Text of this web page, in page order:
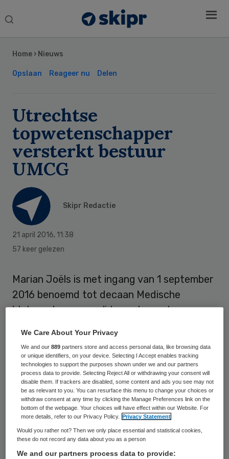
Search
Home › Nieuws
Opslaan Reageer nu Delen
Utrechtse
topwetenschapper
versterkt bestuur
UMCG
Skipr Redactie
21 april 2016, 11:38
57 keer gelezen
Marian Joëls is met ingang van 1 september
2016 benoemd tot decaan Medische
Wetenschappen en lid van de raad van
Centrum Groningen (UMCG). Joëls volgt
Folkert Kuipers op, die in Groningen
hoogleraar Healthy Life Alliances is
geworden.
Biologe Joëls(1956) is momenteel
hoogleraar neurowetenschappen aan het
UMC Utrecht en directeur van het Brain
Sidebar
We Care About Your Privacy
We and our889 partners store and access personal data, like browsing data
or unique identifiers, on your device. Selecting I Accept enables tracking
technologies to support the purposes shown under we and our partners
process data to provide. Selecting Reject All or withdrawing your consent will
disable them. If trackers are disabled, some content and ads you see may not
be as relevant to you. You can resurface this menu to change your choices or
withdraw consent at any time by clicking the Manage Preferences link on the
bottom of the webpage. Your choices will have effect within our Website. For
more details, refer to our Privacy Policy.
Privacy Statement
Would you rather not? Then we only place essential and statistical cookies,
these do not record any data about you as a person
We and our partners process data to provide: